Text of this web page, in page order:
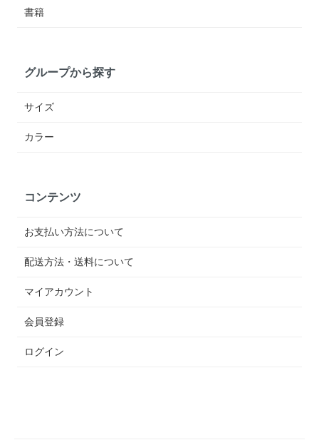
書籍
グループから探す
サイズ
カラー
コンテンツ
お支払い方法について
配送方法・送料について
マイアカウント
会員登録
ログイン